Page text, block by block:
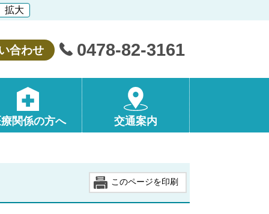
拡大
合わせ 0478-82-3161
療関係の方へ 交通案内